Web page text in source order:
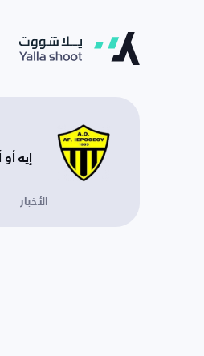
إيه
الأخبار